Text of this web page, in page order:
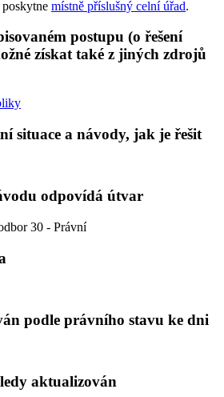
místně příslušný celní úřad.
postupu (o řešení
získat také z jiných zdrojů
situace a návody, jak je řešit
odpovídá útvar
30 - Právní
podle právního stavu ke dni
aktualizován